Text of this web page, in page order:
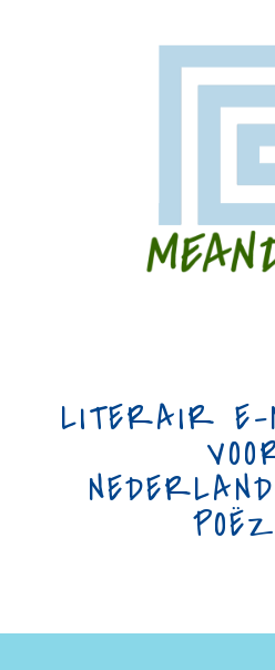
LITERAIR E-